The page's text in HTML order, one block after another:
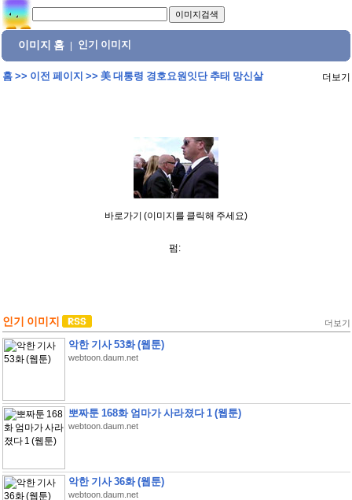
이미지 홈 인기 이미지
홈>> 이전 페이지 >> 美 대통령 경호요원잇단 추태 망신살 더보기
바로가기 (이미지를 클릭해 주세요)
펌:
인기 이미지 더보기
악한 기사 53화 (웹툰)
webtoon.daum.net
뽀짜툰 168화 엄마가 사라졌다 1 (웹툰)
webtoon.daum.net
악한 기사 36화 (웹툰)
webtoon.daum.net